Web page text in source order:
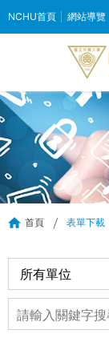
NCHU首頁 網站導覽
首頁 表單下載